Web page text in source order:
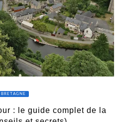
BRETAGNE
: le guide complet de la